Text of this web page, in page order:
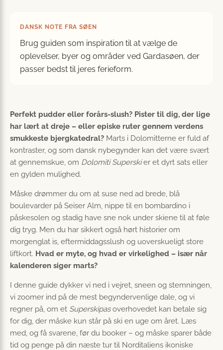
DANSK NOTE FRA SØEN
Brug guiden som inspiration til at vælge de
oplevelser, byer og områder ved Gardasøen, der
passer bedst til jeres ferieform.
Perfekt pudder eller forårs-slush? Pister til dig, der lige
har lært at dreje – eller episke ruter gennem verdens
smukkeste bjergkatedral? Marts i Dolomitterne er fuld af
kontraster, og som dansk nybegynder kan det være svært
at gennemskue, om Dolomiti Superskier et dyrt sats eller
en gylden mulighed.
Måske drømmer du om at suse ned ad brede, blå
boulevarder på Seiser Alm, nippe til en bombardino i
påskesolen og stadig have sne nok under skiene til at føle
dig tryg. Men du har sikkert også hørt historier om
morgenglat is, eftermiddagsslush og uoverskueligt store
liftkort. Hvad er myte, og hvad er virkelighed – især når
kalenderen siger marts?
I denne guide dykker vi ned i vejret, sneen og stemningen,
vi zoomer ind på de mest begyndervenlige dale, og vi
regner på, om et Superskipasoverhovedet kan betale sig
for dig, der måske kun står på ski en uge om året. Læs
med, og få svarene, før du booker – og måske sparer både
tid og penge på din næste tur til Norditaliens ikoniske